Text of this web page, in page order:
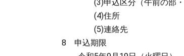
(3)申込区分（午前の部・
(4)住所
(5)連絡先
8 申込期限